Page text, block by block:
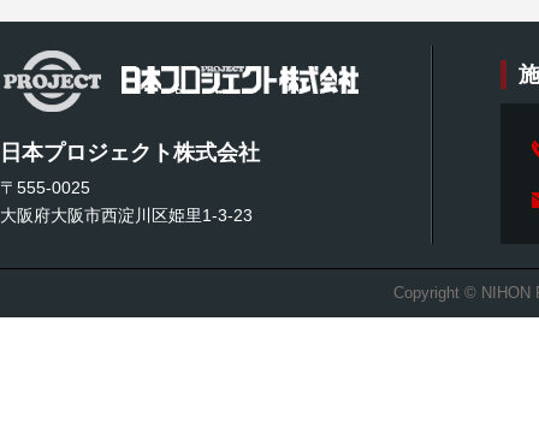
日本プロジェクト株式会社
〒555-0025
大阪府大阪市西淀川区姫里1-3-23
Copyright © NIHON